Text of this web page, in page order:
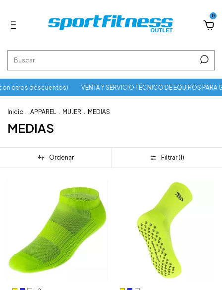
0
con otros descuentos) VENTA Y SERVICIO TÉCNICO DE EQUIPOS PARA
Inicio APPAREL MUJER MEDIAS
MEDIAS
Ordenar Filtrar (1)